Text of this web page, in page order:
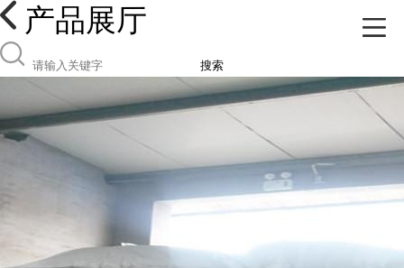
产品展厅
搜索